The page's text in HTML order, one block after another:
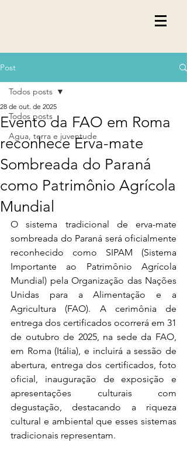
Post
Todos posts
Agua, terra e juventude
Todos posts
Evento da FAO em Roma
reconhece Erva-mate
Sombreada do Paraná
como Patrimônio Agrícola
Mundial
28 de out. de 2025
O sistema tradicional de erva-mate
sombreada do Paraná será oficialmente
reconhecido como SIPAM (Sistema
Importante ao Patrimônio Agrícola
Mundial) pela Organização das Nações
Unidas para a Alimentação e a
Agricultura (FAO). A cerimônia de
entrega dos certificados ocorrerá em 31
de outubro de 2025, na sede da FAO,
em Roma (Itália), e incluirá a sessão de
abertura, entrega dos certificados, foto
oficial, inauguração de exposição e
apresentações culturais com
degustação, destacando a riqueza
cultural e ambiental que esses sistemas
tradicionais representam.